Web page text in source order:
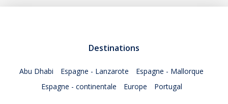
Destinations
Abu Dhabi Espagne - Lanzarote
Espagne - Mallorque
Espagne - continentale
Europe Portugal